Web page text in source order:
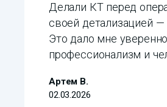
Делали КТ перед
своей детализацией —
Это дало мне
профессионализм и
Артем В.
02.03.2026